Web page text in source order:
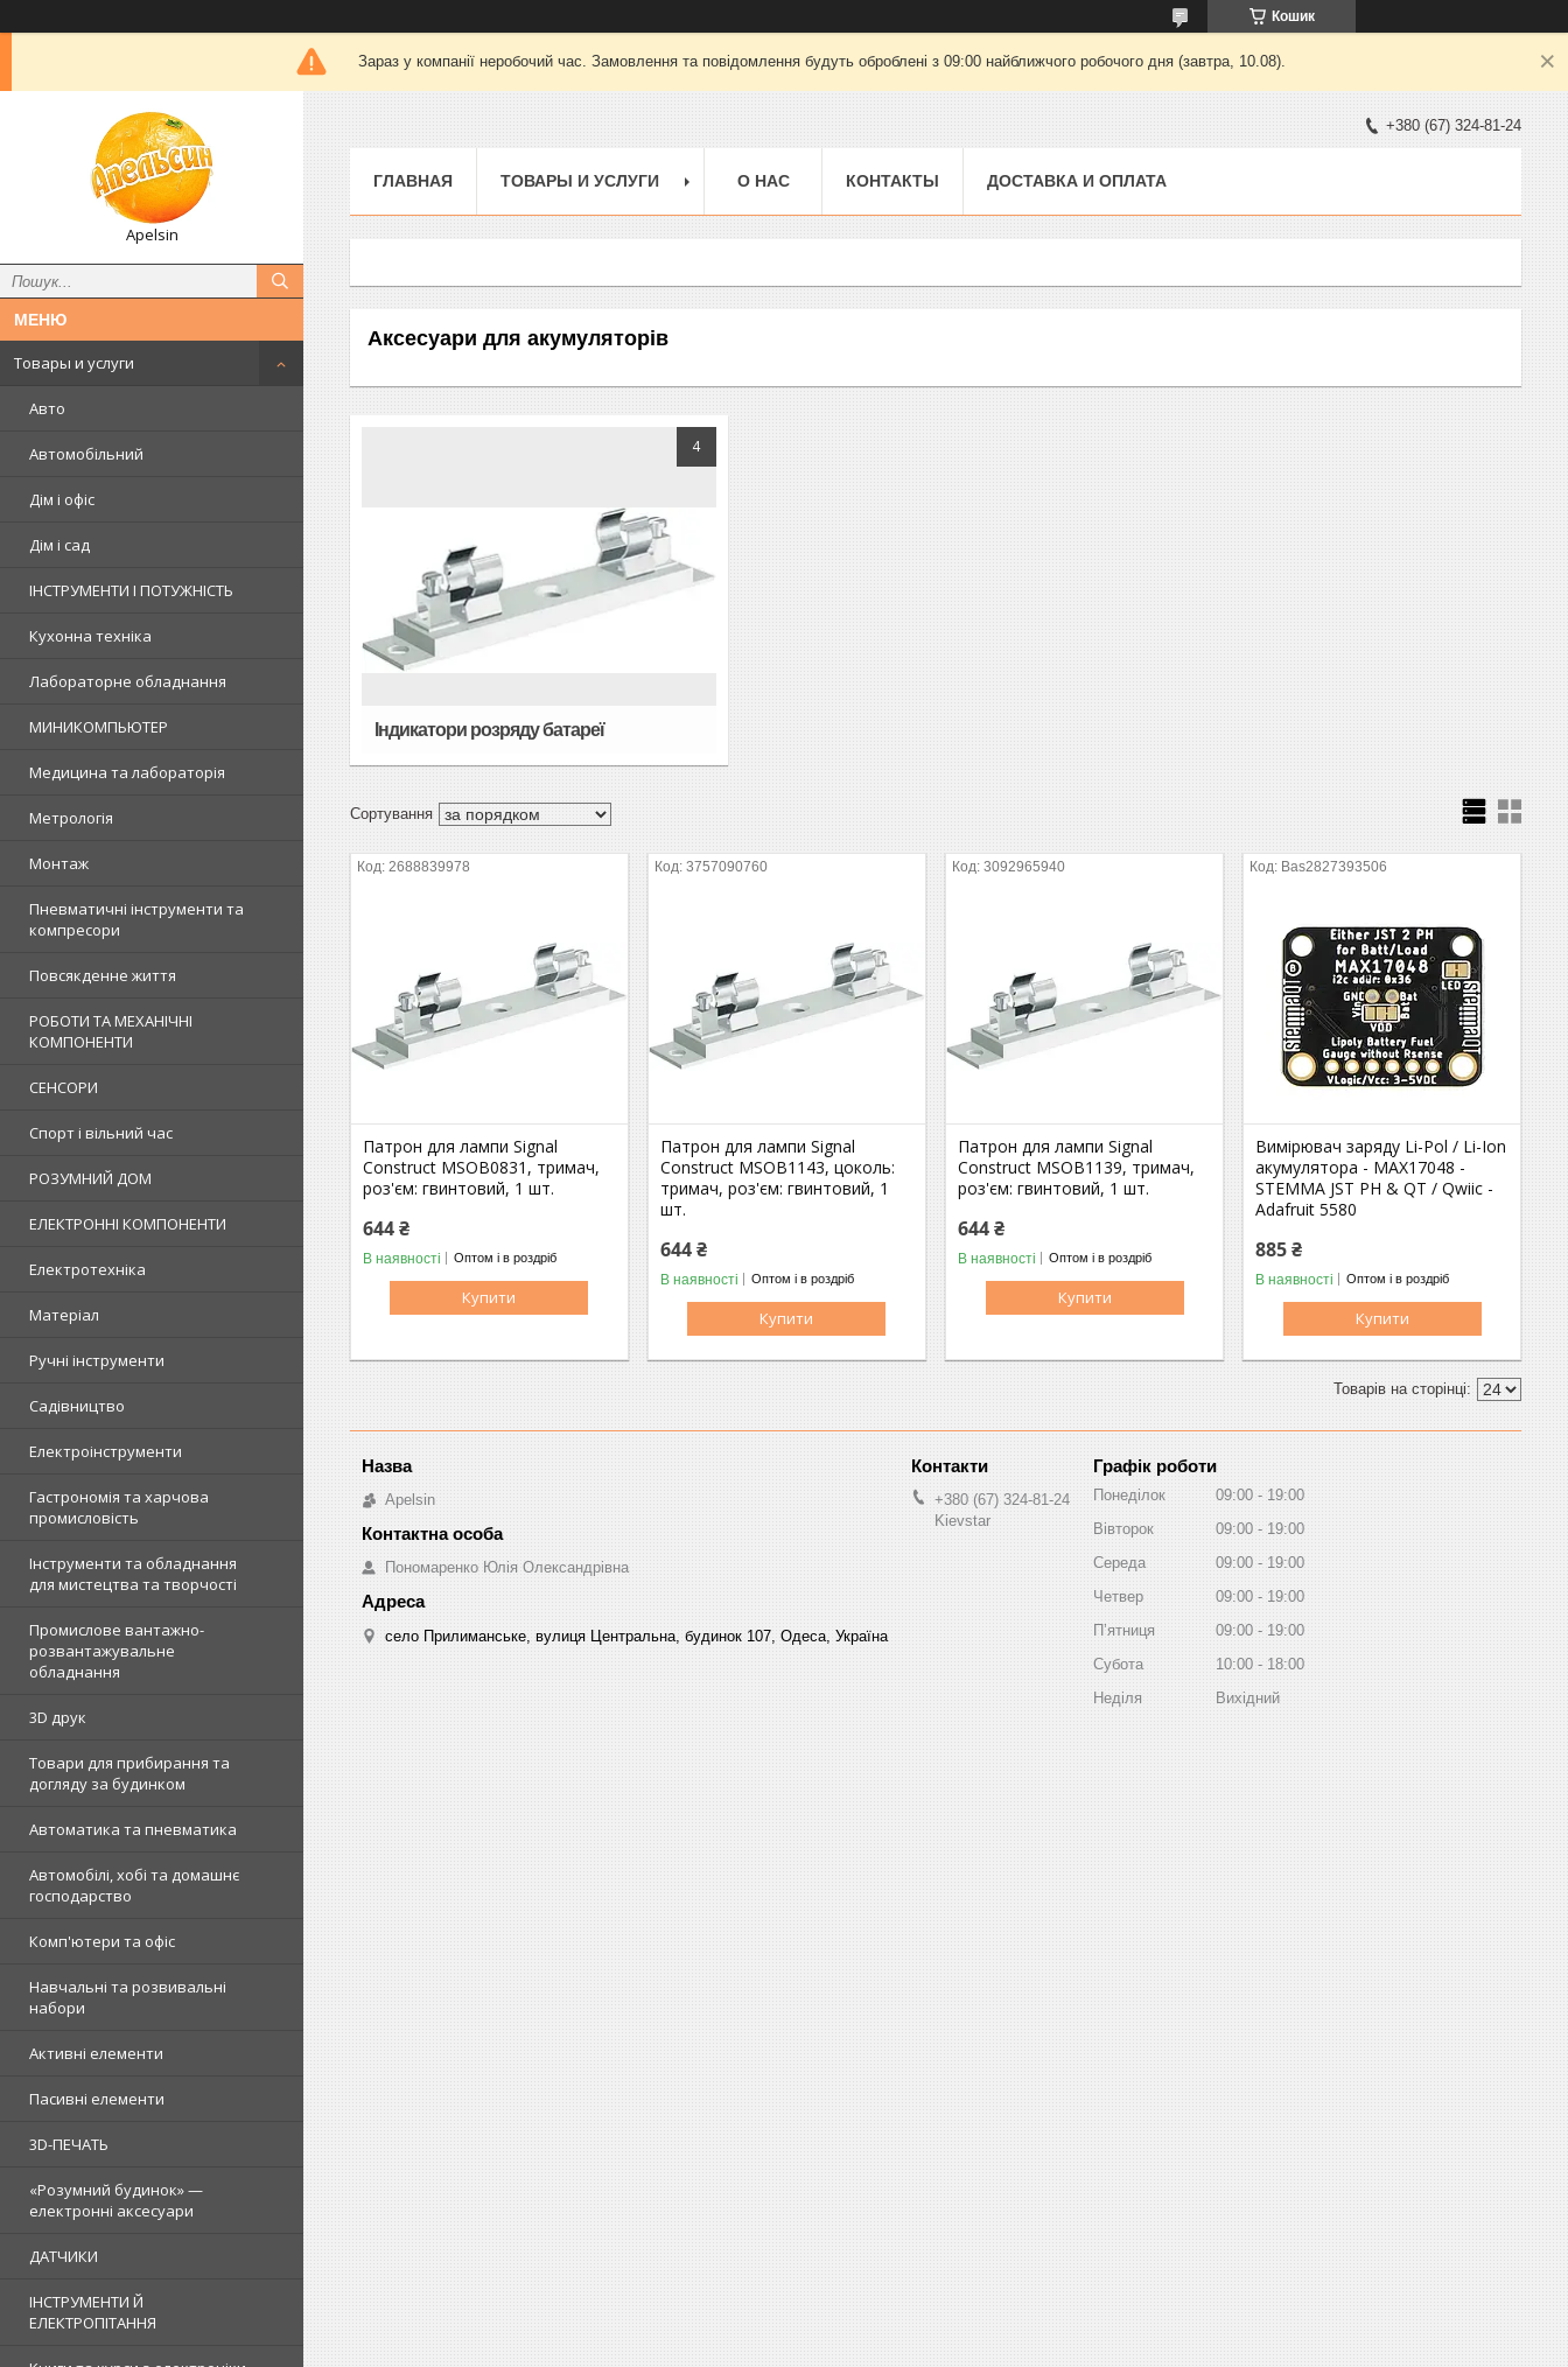
Кошик
Зараз у компанії неробочий час. Замовлення та повідомлення будуть оброблені з 09:00 найближчого робочого дня (завтра, 10.08).
Apelsin
Товары и услуги
Авто
Автомобільний
Дім і офіс
Дім і сад
ІНСТРУМЕНТИ І ПОТУЖНІСТЬ
Кухонна техніка
Лабораторне обладнання
МИНИКОМПЬЮТЕР
Медицина та лабораторія
Метрологія
Монтаж
Пневматичні інструменти та
компресори
Повсякденне життя
РОБОТИ ТА МЕХАНІЧНІ
КОМПОНЕНТИ
СЕНСОРИ
Спорт і вільний час
РОЗУМНИЙ ДОМ
ЕЛЕКТРОННІ КОМПОНЕНТИ
Електротехніка
Матеріал
Ручні інструменти
Садівництво
Електроінструменти
Гастрономія та харчова
промисловість
Інструменти та обладнання
для мистецтва та творчості
Промислове вантажно-
розвантажувальне
обладнання
3D друк
Товари для прибирання та
догляду за будинком
Автоматика та пневматика
Автомобілі, хобі та домашнє
господарство
Комп'ютери та офіс
Навчальні та розвивальні
набори
Активні елементи
Пасивні елементи
3D-ПЕЧАТЬ
«Розумний будинок» —
електронні аксесуари
ДАТЧИКИ
ІНСТРУМЕНТИ Й
ЕЛЕКТРОПІТАННЯ
+380 (67) 324-81-24
ГЛАВНАЯ ТОВАРЫ И УСЛУГИ О НАС КОНТАКТЫ ДОСТАВКА И ОПЛАТА
Аксесуари для акумуляторів
4
Індикатори розряду батареї
2688839978
Патрон для лампи Signal
Construct MSOB0831, тримач,
роз'єм: гвинтовий, 1 шт.
644 ₴
В наявності Оптом і в роздріб
Купити
3757090760
Патрон для лампи Signal
Construct MSOB1143, цоколь:
тримач, роз'єм: гвинтовий, 1
шт.
644 ₴
В наявності Оптом і в роздріб
Купити
3092965940
Патрон для лампи Signal
Construct MSOB1139, тримач,
роз'єм: гвинтовий, 1 шт.
644 ₴
В наявності Оптом і в роздріб
Купити
Bas2827393506
Вимірювач заряду Li-Pol / Li-Ion
акумулятора - MAX17048 -
STEMMA JST PH & QT / Qwiic -
Adafruit 5580
885 ₴
В наявності Оптом і в роздріб
Купити
Apelsin
Пономаренко Юлія Олександрівна
село Прилиманське, вулиця Центральна, будинок 107, Одеса, Україна
+380 (67) 324-81-24
Kievstar
Графік роботи
Понеділок 09:00
19:00
Вівторок
09:00
19:00
Середа
09:00
19:00
Четвер
09:00
19:00
Пʼятниця
09:00
19:00
Субота
10:00
18:00
Неділя
Вихідний